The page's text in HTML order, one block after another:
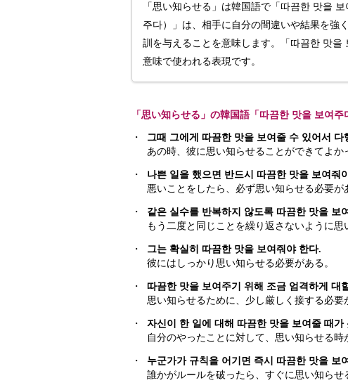
「思い知らせる」は韓国語で「따끔한 맛을
주다）」は、相手に自分の間違いや結果を強
訓を与えることを意味します。「따끔한 맛
意味で使われる表現です。
「思い知らせる」の韓国語「따끔한 맛을 보여
・
그때 그에게 따끔한 맛을 보여줄 수 있어서 다
あの時、彼に思い知らせることができてよか
・
나쁜 일을 했으면 반드시 따끔한 맛을 보여줘
悪いことをしたら、必ず思い知らせる必要が
・
같은 실수를 반복하지 않도록 따끔한 맛을 보
もう二度と同じことを繰り返さないように思
・
그는 확실히 따끔한 맛을 보여줘야 한다.
彼にはしっかり思い知らせる必要がある。
・
따끔한 맛을 보여주기 위해 조금 엄격하게 대
思い知らせるために、少し厳しく接する必要
・
자신이 한 일에 대해 따끔한 맛을 보여줄 때가
自分のやったことに対して、思い知らせる時
・
누군가가 규칙을 어기면 즉시 따끔한 맛을 보
誰かがルールを破ったら、すぐに思い知らせ